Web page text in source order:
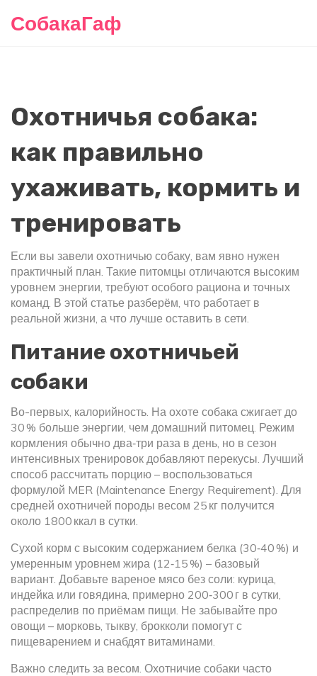
СобакаГаф
Охотничья собака:
как правильно
ухаживать, кормить и
тренировать
Если вы завели охотничью собаку, вам явно нужен
практичный план. Такие питомцы отличаются высоким
уровнем энергии, требуют особого рациона и точных
команд. В этой статье разберём, что работает в
реальной жизни, а что лучше оставить в сети.
Питание охотничьей
собаки
Во-первых, калорийность. На охоте собака сжигает до
30 % больше энергии, чем домашний питомец. Режим
кормления обычно два‑три раза в день, но в сезон
интенсивных тренировок добавляют перекусы. Лучший
способ рассчитать порцию – воспользоваться
формулой MER (Maintenance Energy Requirement). Для
средней охотничей породы весом 25 кг получится
около 1800 ккал в сутки.
Сухой корм с высоким содержанием белка (30‑40 %) и
умеренным уровнем жира (12‑15 %) – базовый
вариант. Добавьте вареное мясо без соли: курица,
индейка или говядина, примерно 200‑300 г в сутки,
распределив по приёмам пищи. Не забывайте про
овощи – морковь, тыкву, брокколи помогут с
пищеварением и снабдят витаминами.
Важно следить за весом. Охотничие собаки часто